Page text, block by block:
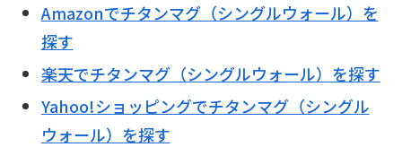
Amazonでチタンマグ（シングルウォール）を
探す
楽天でチタンマグ（シングルウォール）を探す
Yahoo!ショッピングでチタンマグ（シングル
ウォール）を探す